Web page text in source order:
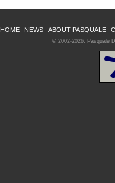
HOME NEWS ABOUT PASQUALE
© 2002-2026, Pasquale